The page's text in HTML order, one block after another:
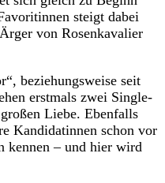
steigt dabei
von Rosenkavalier
beziehungsweise seit
erstmals zwei Single-
Liebe. Ebenfalls
Kandidatinnen schon vor
kennen – und hier wird